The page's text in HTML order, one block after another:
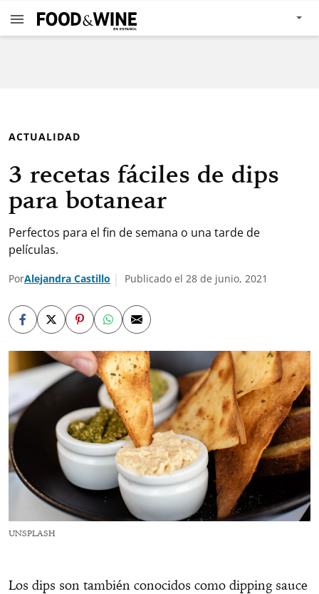
ACTUALIDAD
3 recetas fáciles de dips
para botanear
Perfectos para el fin de semana o una tarde de
películas.
PorAlejandra Castillo Publicado el 28 de junio, 2021
UNSPLASH
Los dips son también conocidos como dipping sauce